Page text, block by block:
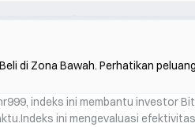
di Zona Bawah. Perhatikan
indeks ini membantu investor
Indeks ini mengevaluasi